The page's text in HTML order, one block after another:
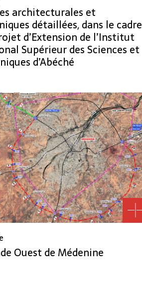
architecturales et
détaillées, dans le cadre
d’Extension de l’Institut
Supérieur des Sciences et
d’Abéché
Ouest de Médenine